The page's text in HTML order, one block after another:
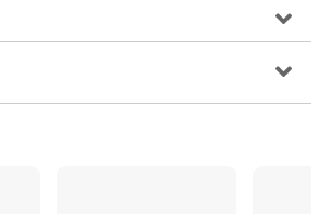
の3段階を踏みながら、短時間で
事例パターンを分析・厳選した過
」「自由展開法」「“そこで私は”